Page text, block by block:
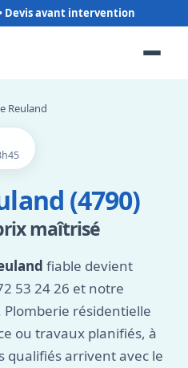
Reuland
(4790)
maîtrisé
fiable devient
53 24 26 et notre
résidentielle
ou travaux planifiés, à
qualifiés arrivent avec le